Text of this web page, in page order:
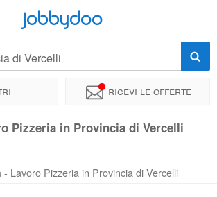
Jobbydoo
di Vercelli
Ricevi le offerte
Pizzeria in Provincia di Vercelli
- Lavoro Pizzeria in Provincia di Vercelli